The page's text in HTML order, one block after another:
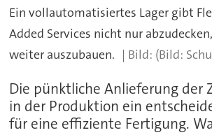
Ein vollautomatisiertes Lager gibt
Added Services nicht nur
weiter auszubauen.
(Bild:
Die pünktliche Anlieferung der
in der Produktion ein
für eine effiziente Fertigung.